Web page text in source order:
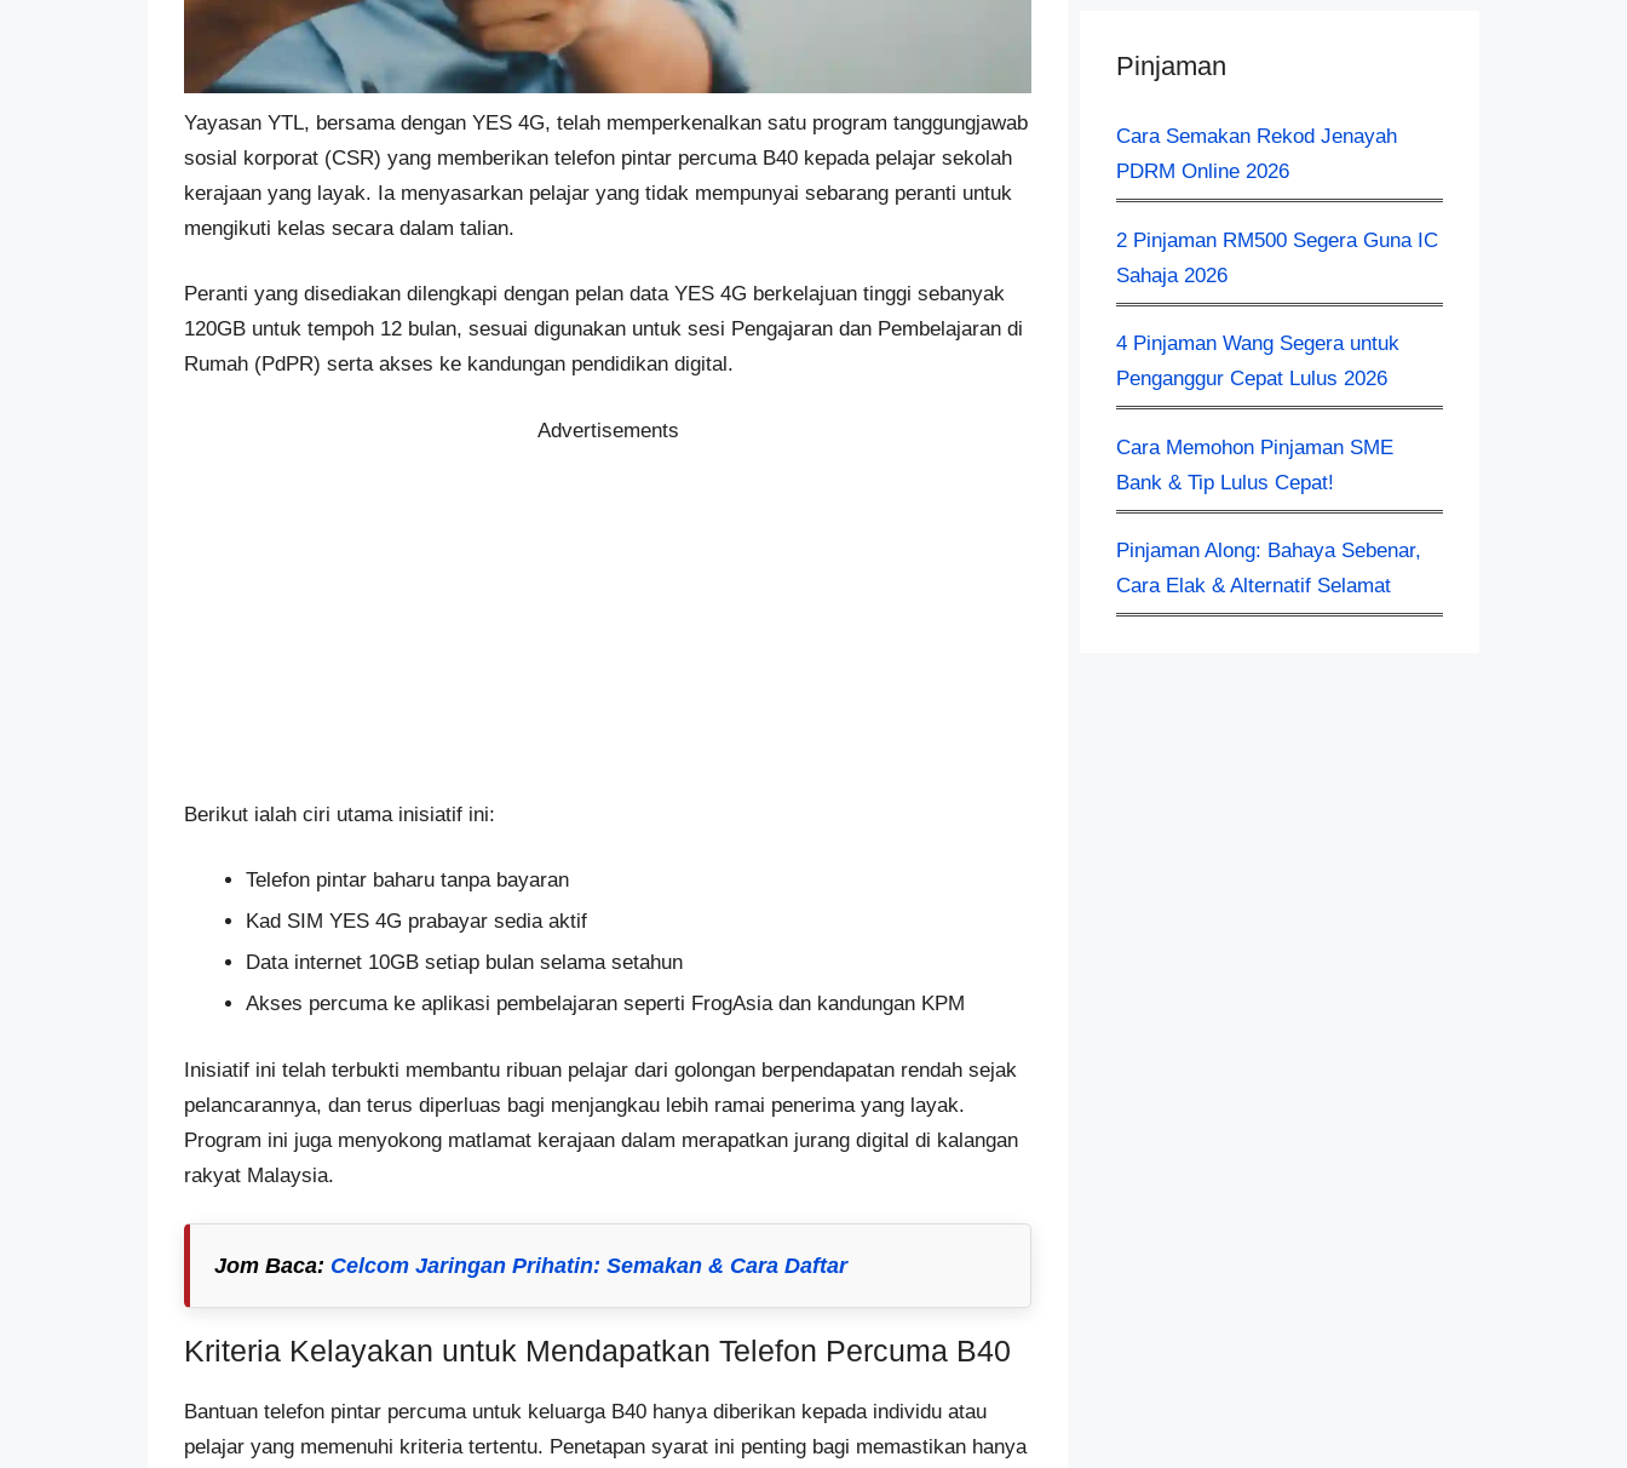
Yayasan YTL, bersama dengan YES 4G, telah memperkenalkan satu program tanggungjawab
sosial korporat (CSR) yang memberikan telefon pintar percuma B40 kepada pelajar sekolah
kerajaan yang layak. Ia menyasarkan pelajar yang tidak mempunyai sebarang peranti untuk
mengikuti kelas secara dalam talian.
Peranti yang disediakan dilengkapi dengan pelan data YES 4G berkelajuan tinggi sebanyak
120GB untuk tempoh 12 bulan, sesuai digunakan untuk sesi Pengajaran dan Pembelajaran di
Rumah (PdPR) serta akses ke kandungan pendidikan digital.
Advertisements
Berikut ialah ciri utama inisiatif ini:
Telefon pintar baharu tanpa bayaran
Kad SIM YES 4G prabayar sedia aktif
Data internet 10GB setiap bulan selama setahun
Akses percuma ke aplikasi pembelajaran seperti FrogAsia dan kandungan KPM
Inisiatif ini telah terbukti membantu ribuan pelajar dari golongan berpendapatan rendah sejak
pelancarannya, dan terus diperluas bagi menjangkau lebih ramai penerima yang layak.
Program ini juga menyokong matlamat kerajaan dalam merapatkan jurang digital di kalangan
rakyat Malaysia.
Jom Baca: Celcom Jaringan Prihatin: Semakan & Cara Daftar
Kriteria Kelayakan untuk Mendapatkan Telefon Percuma B40
Bantuan telefon pintar percuma untuk keluarga B40 hanya diberikan kepada individu atau
pelajar yang memenuhi kriteria tertentu. Penetapan syarat ini penting bagi memastikan hanya
Pinjaman
Cara Semakan Rekod Jenayah
PDRM Online 2026
2 Pinjaman RM500 Segera Guna IC
Sahaja 2026
4 Pinjaman Wang Segera untuk
Penganggur Cepat Lulus 2026
Cara Memohon Pinjaman SME
Bank & Tip Lulus Cepat!
Pinjaman Along: Bahaya Sebenar,
Cara Elak & Alternatif Selamat